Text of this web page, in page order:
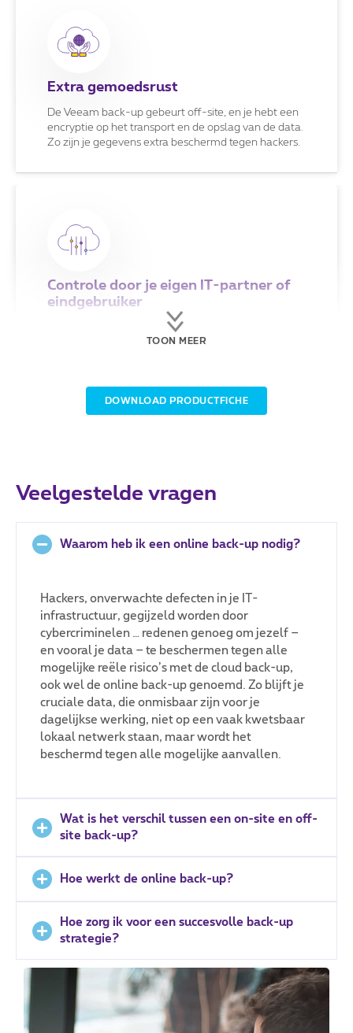
Extra gemoedsrust
De Veeam back-up gebeurt off-site, en je hebt een
encryptie op het transport en de opslag van de data.
Zo zijn je gegevens extra beschermd tegen hackers.
Controle door je eigen IT-partner of
eindgebruiker
Je behoudt zelf de controle over je Veeam Cloud
back-ups en retenties.
Voorspelbare kosten
Op maat
Je kan je eigen toepassingen integreren in de
oplossing.
Up-to-date
Je beschikt altijd over de laatste versie van de
TOON MEER
DOWNLOAD PRODUCTFICHE
Veelgestelde vragen
Waarom heb ik een online back-up nodig?
Hackers, onverwachte defecten in je IT-
infrastructuur, gegijzeld worden door
cybercriminelen … redenen genoeg om jezelf –
en vooral je data – te beschermen tegen alle
mogelijke reële risico’s met de cloud back-up,
ook wel de online back-up genoemd. Zo blijft je
cruciale data, die onmisbaar zijn voor je
dagelijkse werking, niet op een vaak kwetsbaar
lokaal netwerk staan, maar wordt het
beschermd tegen alle mogelijke aanvallen.
Wat is het verschil tussen een on-site en off-
site back-up?
Hoe werkt de online back-up?
Hoe zorg ik voor een succesvolle back-up
strategie?